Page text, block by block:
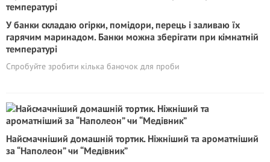
У банки складаю огірки, помідори, перець і заливаю їх
гарячим маринадом. Банки можна зберігати при кімнатній
температурі
Спробуйте зробити кілька баночок для проби
Найсмачніший домашній тортик. Ніжніший та ароматніший
за “Наполеон” чи “Медівник”